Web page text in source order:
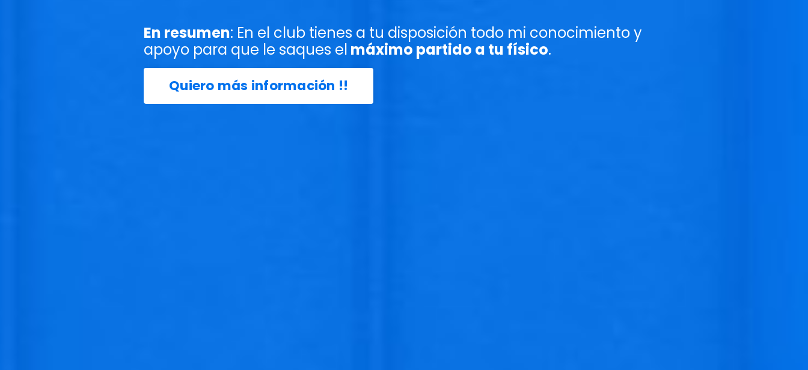
En resumen: En el club tienes a tu disposición todo mi conocimiento y
apoyo para que le saques el máximo partido a tu físico.
Quiero más información !!